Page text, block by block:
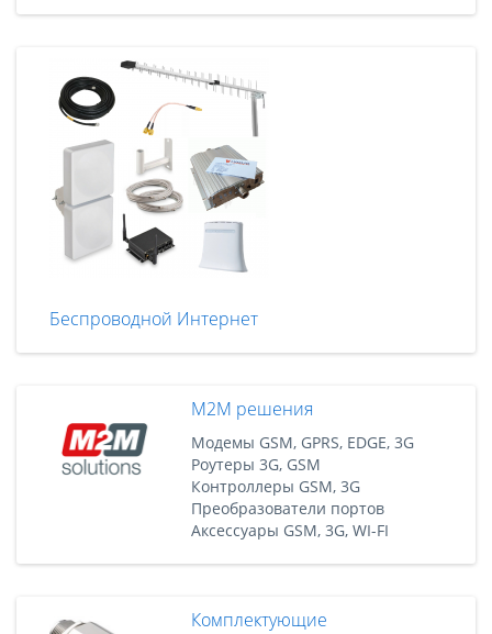
Беспроводной Интернет
M2M решения
Модемы GSM, GPRS, EDGE, 3G
Роутеры 3G, GSM
Контроллеры GSM, 3G
Преобразователи портов
Аксессуары GSM, 3G, WI-FI
Комплектующие